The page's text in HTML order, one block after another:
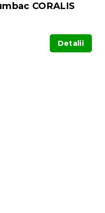
CORALIS
Detalii